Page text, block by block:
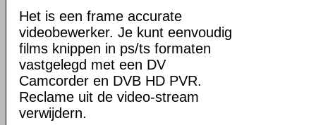
Het is een frame accurate
videobewerker. Je kunt eenvoudig
films knippen in ps/ts formaten
vastgelegd met een DV
Camcorder en DVB HD PVR.
Reclame uit de video-stream
verwijdern.